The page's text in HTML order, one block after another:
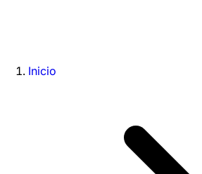
Inicio